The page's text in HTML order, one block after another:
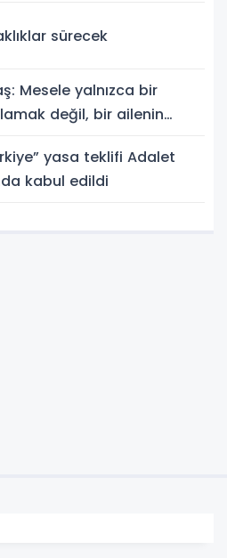
sürecek
Mesele yalnızca bir
değil, bir ailenin
yasa teklifi Adalet
kabul edildi